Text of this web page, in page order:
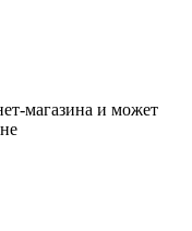
магазина и может